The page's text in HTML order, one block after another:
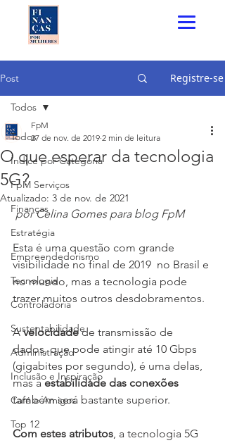
Post Registre-se
Todos
Índice por Categoria
FpM Serviços
Finanças
Estratégia
Empreendedorismo
Tecnologia
Controladoria
Sustentabilidade
Administração
Inclusão e Inspiração
Café e Amigos
Top 12
Todos
O que esperar da tecnologia
5G?
FpM
27 de nov. de 2019 2 min de leitura
Atualizado: 3 de nov. de 2021
por Celina Gomes para blog FpM
Esta é uma questão com grande
visibilidade no final de 2019  no Brasil e
no mundo, mas a tecnologia pode
trazer muitos outros desdobramentos.
A velocidade de transmissão de
dados, que pode atingir até 10 Gbps
(gigabites por segundo), é uma delas,
mas a estabilidade das conexões
também será bastante superior.
Com estes atributos, a tecnologia 5G